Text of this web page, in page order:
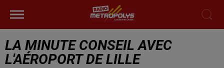
LA MINUTE CONSEIL AVEC
L'AÉROPORT DE LILLE